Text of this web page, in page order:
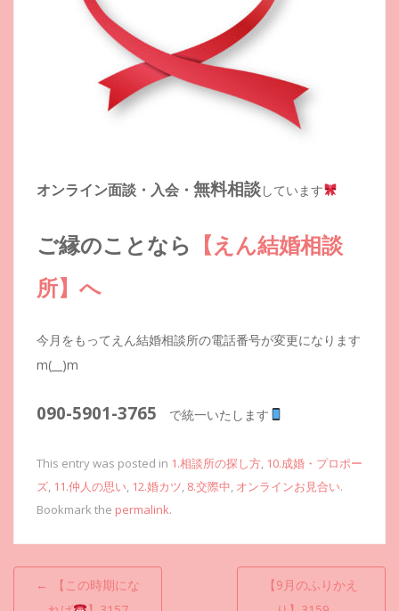
オンライン面談・入会・ 無料相談しています
ご縁のことなら 【えん結婚相談
所】へ
今月をもってえん結婚相談所の電話番号が変更になります
m(__)m
090-5901-3765 で統一いたします
This entry was posted in 1.相談所の探し方, 10.成婚・プロポー
ズ, 11.仲人の思い, 12.婚カツ, 8.交際中, オンラインお見合い.
Bookmark the permalink.
投
←
【この時期にな
【9月のふりかえ